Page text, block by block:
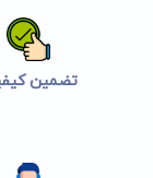
تضمین